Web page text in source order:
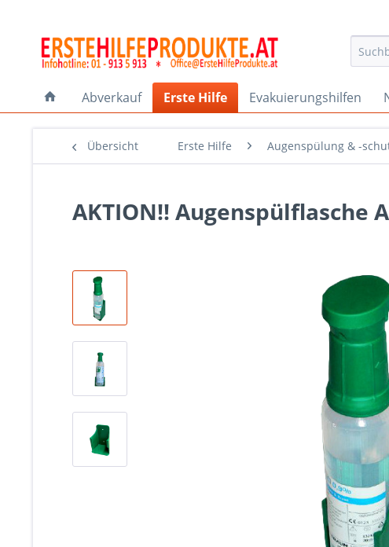
Abverkauf Erste Hilfe Evakuierungshilfen
Übersicht Erste Hilfe Augenspülung & -
AKTION!! Augenspülflasche